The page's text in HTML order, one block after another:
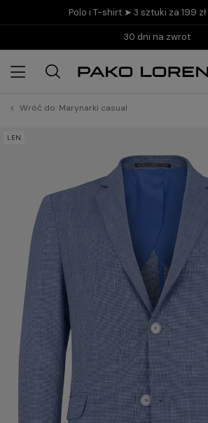
Polo i T-shirt ➤ 3 sztuki za 199 zł
30 dni na zwrot
Wróć do: Marynarki casual
LEN